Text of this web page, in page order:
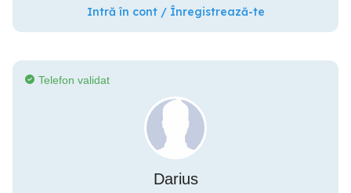
Intră în cont / Înregistrează-te
Telefon validat
Darius